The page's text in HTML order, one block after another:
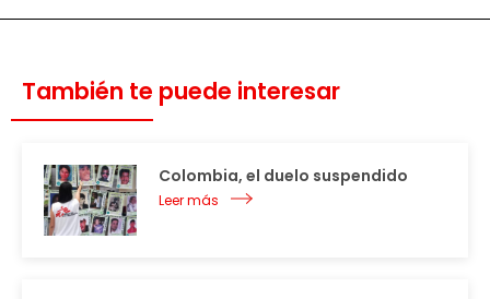
También te puede interesar
Colombia, el duelo suspendido
Leer más